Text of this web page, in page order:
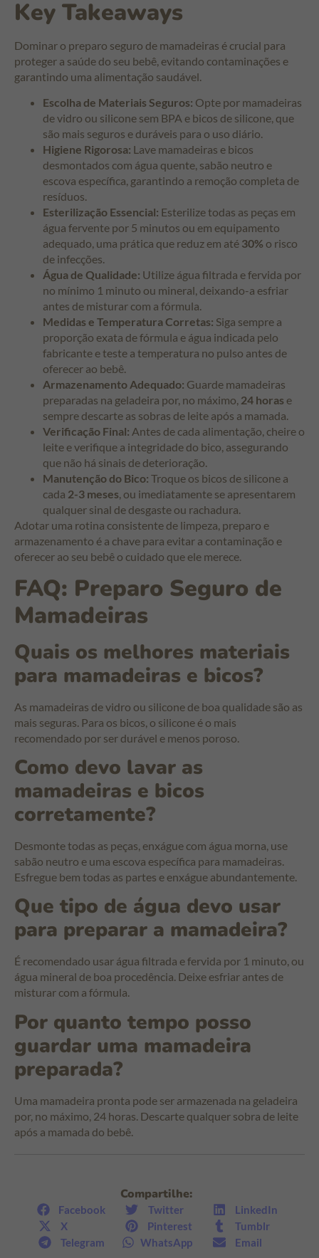
Key Takeaways
Dominar o preparo seguro de mamadeiras é crucial para
proteger a saúde do seu bebê, evitando contaminações e
garantindo uma alimentação saudável.
Escolha de Materiais Seguros: Opte por mamadeiras
de vidro ou silicone sem BPA e bicos de silicone, que
são mais seguros e duráveis para o uso diário.
Higiene Rigorosa: Lave mamadeiras e bicos
desmontados com água quente, sabão neutro e
escova específica, garantindo a remoção completa de
resíduos.
Esterilização Essencial: Esterilize todas as peças em
água fervente por 5 minutos ou em equipamento
adequado, uma prática que reduz em até 30% o risco
de infecções.
Água de Qualidade: Utilize água filtrada e fervida por
no mínimo 1 minuto ou mineral, deixando-a esfriar
antes de misturar com a fórmula.
Medidas e Temperatura Corretas: Siga sempre a
proporção exata de fórmula e água indicada pelo
fabricante e teste a temperatura no pulso antes de
oferecer ao bebê.
Armazenamento Adequado: Guarde mamadeiras
preparadas na geladeira por, no máximo, 24 horas e
sempre descarte as sobras de leite após a mamada.
Verificação Final: Antes de cada alimentação, cheire o
leite e verifique a integridade do bico, assegurando
que não há sinais de deterioração.
Manutenção do Bico: Troque os bicos de silicone a
cada 2-3 meses, ou imediatamente se apresentarem
qualquer sinal de desgaste ou rachadura.
Adotar uma rotina consistente de limpeza, preparo e
armazenamento é a chave para evitar a contaminação e
oferecer ao seu bebê o cuidado que ele merece.
FAQ: Preparo Seguro de
Mamadeiras
Quais os melhores materiais
para mamadeiras e bicos?
As mamadeiras de vidro ou silicone de boa qualidade são as
mais seguras. Para os bicos, o silicone é o mais
recomendado por ser durável e menos poroso.
Como devo lavar as
mamadeiras e bicos
corretamente?
Desmonte todas as peças, enxágue com água morna, use
sabão neutro e uma escova específica para mamadeiras.
Esfregue bem todas as partes e enxágue abundantemente.
Que tipo de água devo usar
para preparar a mamadeira?
É recomendado usar água filtrada e fervida por 1 minuto, ou
água mineral de boa procedência. Deixe esfriar antes de
misturar com a fórmula.
Por quanto tempo posso
guardar uma mamadeira
preparada?
Uma mamadeira pronta pode ser armazenada na geladeira
por, no máximo, 24 horas. Descarte qualquer sobra de leite
após a mamada do bebê.
Compartilhe:
Facebook Twitter
LinkedIn
X
Pinterest
Tumblr
Telegram
WhatsApp Email